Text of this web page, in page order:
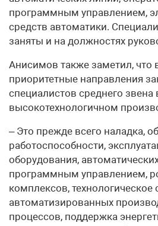
программным управлением,
средств автоматики.
заняты и на должностях
Анисимов также заметил, что
приоритетные направления
специалистов среднего звена
высокотехнологичном
– Это прежде всего наладка,
работоспособности,
оборудования,
программным управлением,
комплексов, технологическое
автоматизированных
процессов, поддержка